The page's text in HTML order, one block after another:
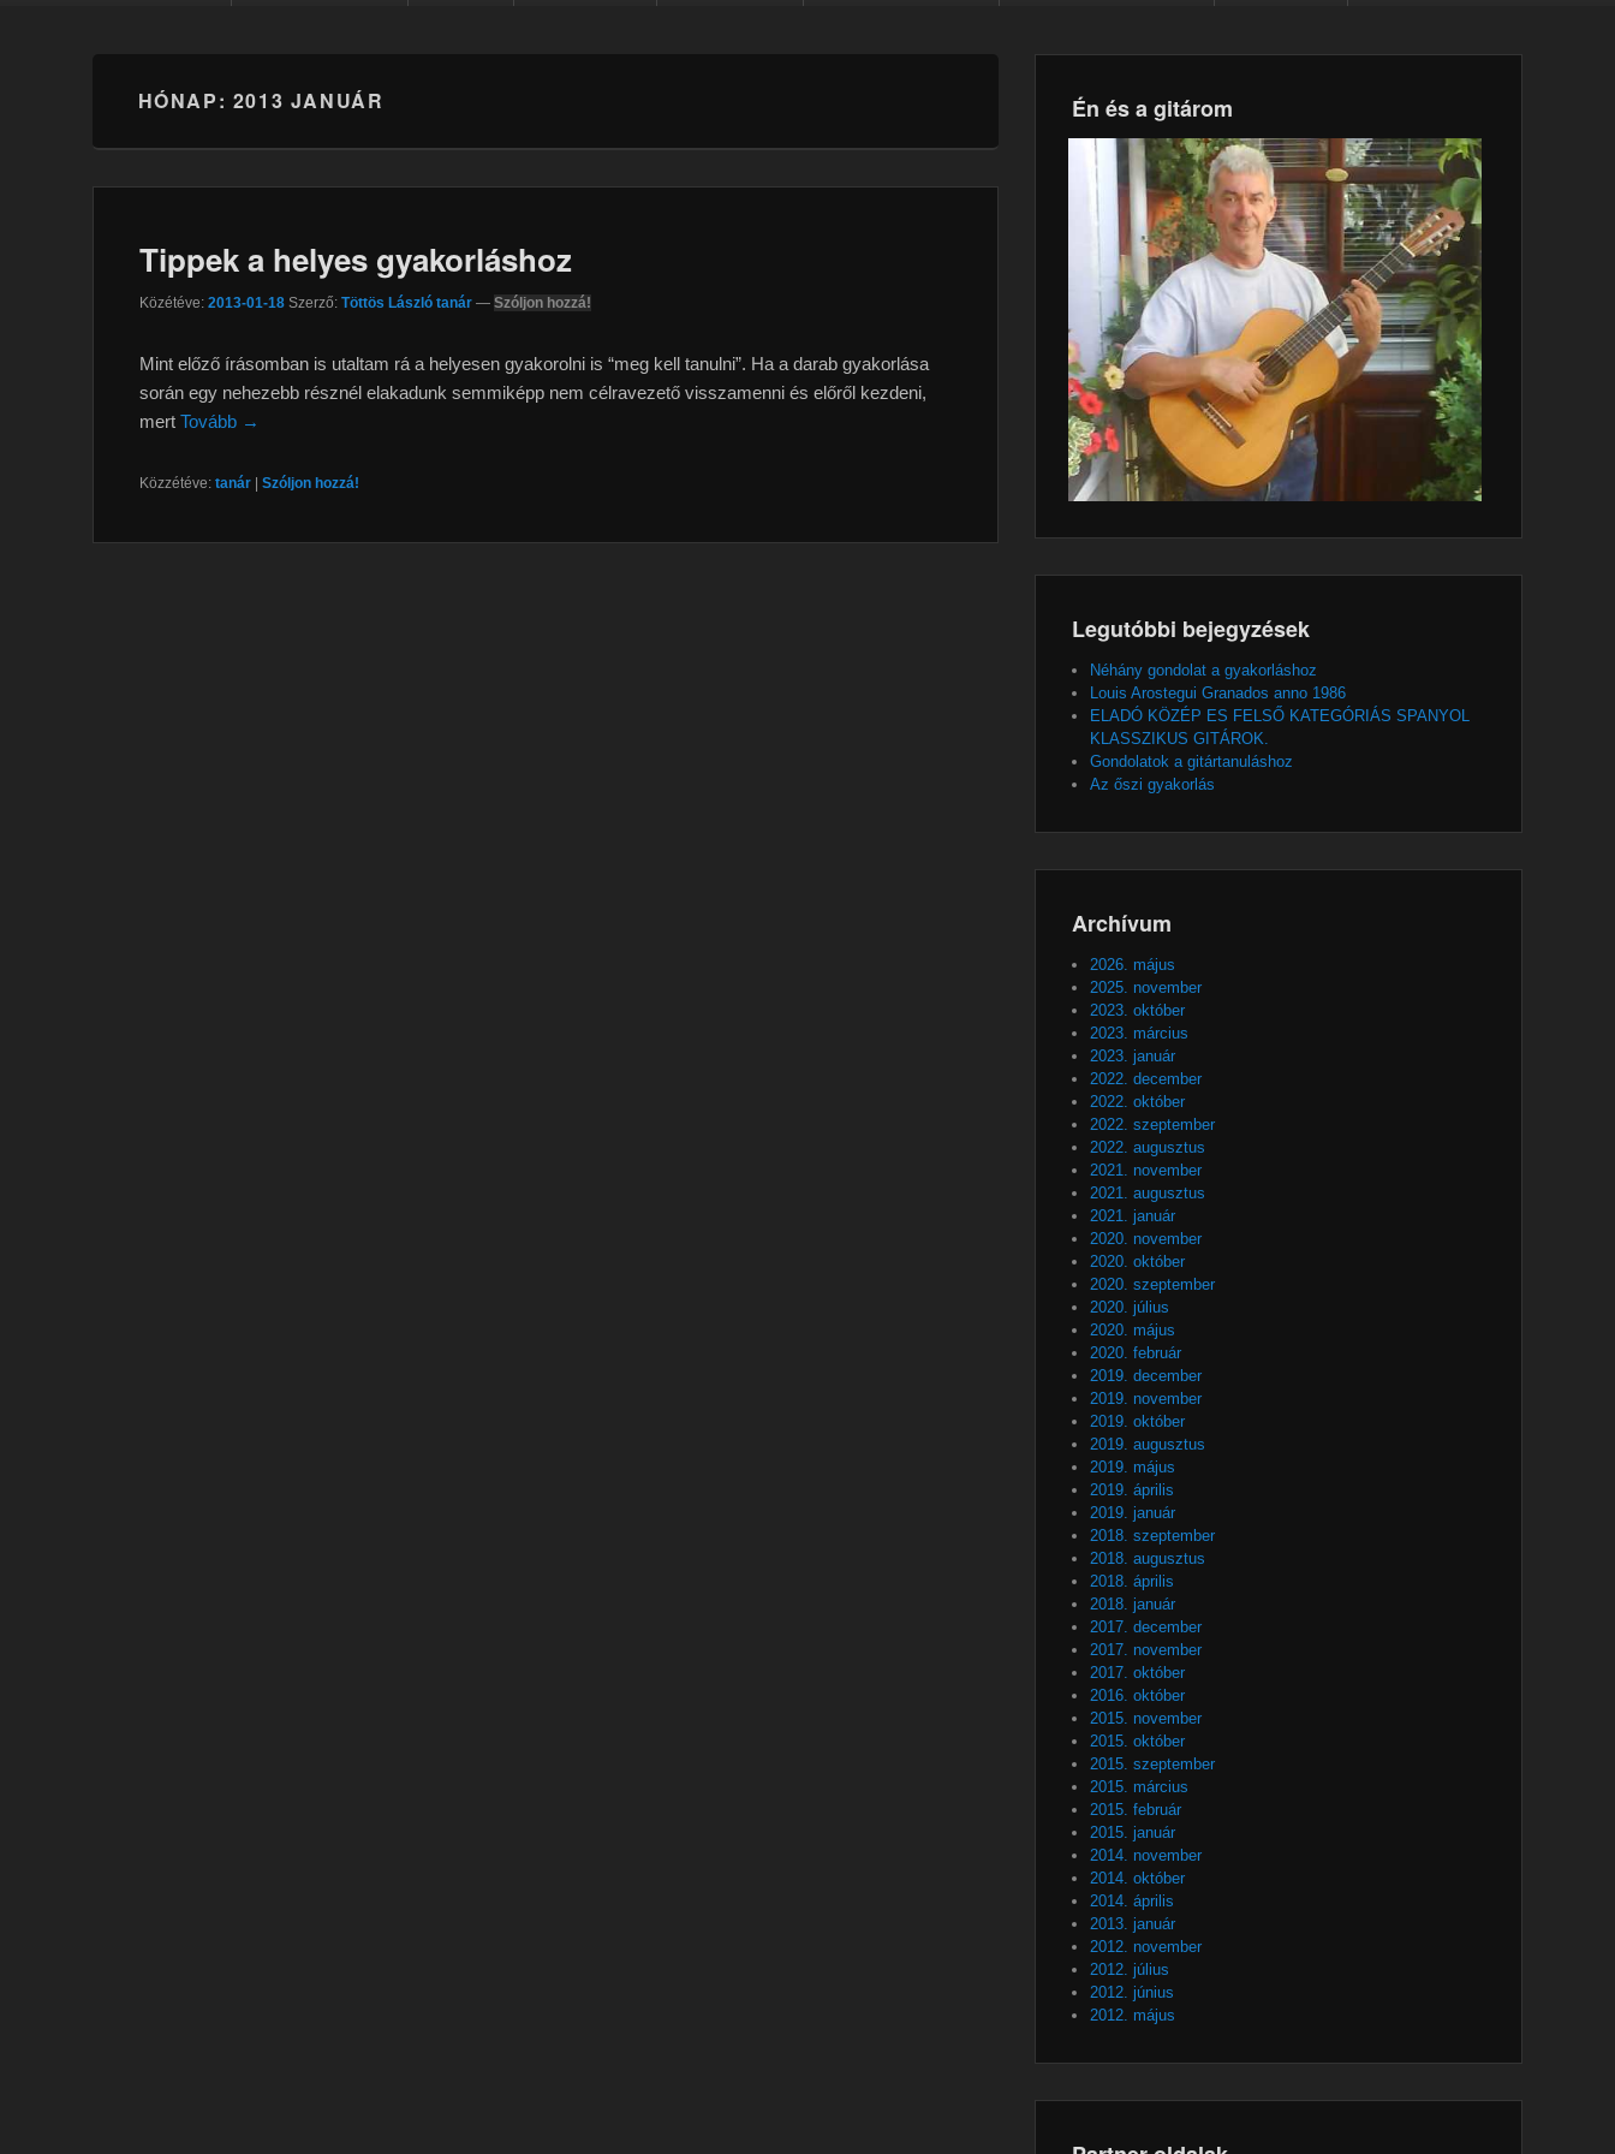
HÓNAP: 2013 JANUÁR
Tippek a helyes gyakorláshoz
Közétéve: 2013-01-18 Szerző: Töttös László tanár — Szóljon hozzá!
Mint előző írásomban is utaltam rá a helyesen gyakorolni is “meg kell tanulni”. Ha a darab gyakorlása
során egy nehezebb résznél elakadunk semmiképp nem célravezető visszamenni és előről kezdeni,
mert Tovább →
Közzétéve: tanár | Szóljon hozzá!
Én és a gitárom
Legutóbbi bejegyzések
Néhány gondolat a gyakorláshoz
Louis Arostegui Granados anno 1986
ELADÓ KÖZÉP ES FELSŐ KATEGÓRIÁS SPANYOL
KLASSZIKUS GITÁROK.
Gondolatok a gitártanuláshoz
Az őszi gyakorlás
Archívum
2026. május
2025. november
2023. október
2023. március
2023. január
2022. december
2022. október
2022. szeptember
2022. augusztus
2021. november
2021. augusztus
2021. január
2020. november
2020. október
2020. szeptember
2020. július
2020. május
2020. február
2019. december
2019. november
2019. október
2019. augusztus
2019. május
2019. április
2019. január
2018. szeptember
2018. augusztus
2018. április
2018. január
2017. december
2017. november
2017. október
2016. október
2015. november
2015. október
2015. szeptember
2015. március
2015. február
2015. január
2014. november
2014. október
2014. április
2013. január
2012. november
2012. július
2012. június
2012. május